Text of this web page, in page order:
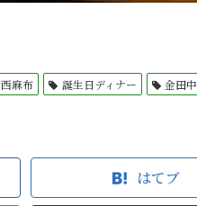
西麻布 誕生日ディナー 金田中
はてブ